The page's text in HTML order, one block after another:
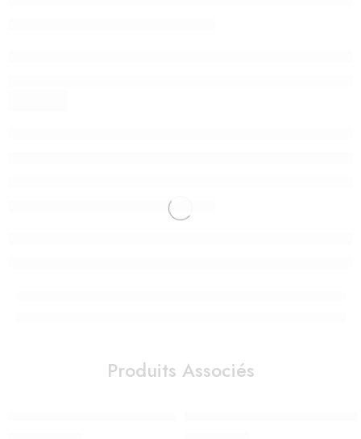
Produits Associés